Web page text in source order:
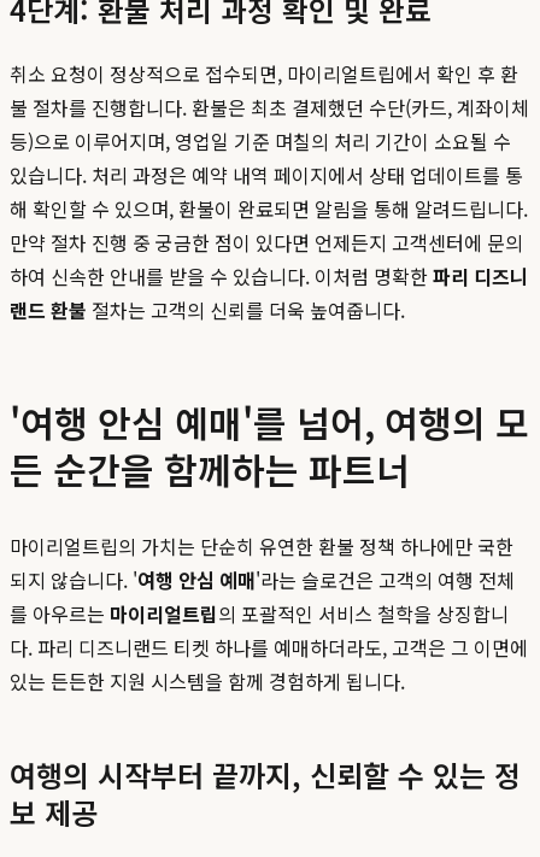
4단계: 환불 처리 과정 확인 및 완료
취소 요청이 정상적으로 접수되면, 마이리얼트립에서 확인 후 환
불 절차를 진행합니다. 환불은 최초 결제했던 수단(카드, 계좌이체
등)으로 이루어지며, 영업일 기준 며칠의 처리 기간이 소요될 수
있습니다. 처리 과정은 예약 내역 페이지에서 상태 업데이트를 통
해 확인할 수 있으며, 환불이 완료되면 알림을 통해 알려드립니다.
만약 절차 진행 중 궁금한 점이 있다면 언제든지 고객센터에 문의
하여 신속한 안내를 받을 수 있습니다. 이처럼 명확한파리 디즈니
랜드 환불 절차는 고객의 신뢰를 더욱 높여줍니다.
'여행 안심 예매'를 넘어, 여행의 모
든 순간을 함께하는 파트너
마이리얼트립의 가치는 단순히 유연한 환불 정책 하나에만 국한
되지 않습니다. '여행 안심 예매'라는 슬로건은 고객의 여행 전체
를 아우르는 마이리얼트립의 포괄적인 서비스 철학을 상징합니
다. 파리 디즈니랜드 티켓 하나를 예매하더라도, 고객은 그 이면에
있는 든든한 지원 시스템을 함께 경험하게 됩니다.
여행의 시작부터 끝까지, 신뢰할 수 있는 정
보 제공